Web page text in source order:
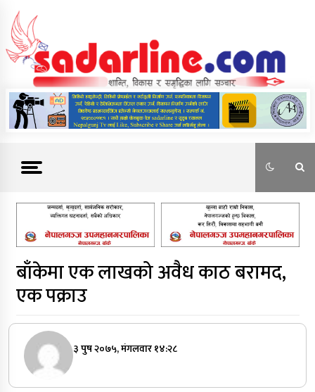
content
News For Nepal
बाँकेमा एक लाखको अवैध काठ बरामद,
एक पक्राउ
३ पुष २०७५, मंगलवार १४:२८